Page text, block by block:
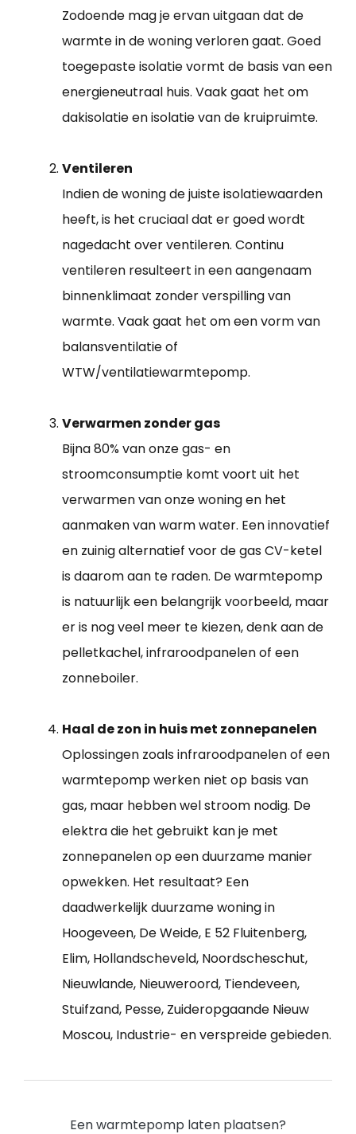
Zodoende mag je ervan uitgaan dat de
warmte in de woning verloren gaat. Goed
toegepaste isolatie vormt de basis van een
energieneutraal huis. Vaak gaat het om
dakisolatie en isolatie van de kruipruimte.
Ventileren
Indien de woning de juiste isolatiewaarden
heeft, is het cruciaal dat er goed wordt
nagedacht over ventileren. Continu
ventileren resulteert in een aangenaam
binnenklimaat zonder verspilling van
warmte. Vaak gaat het om een vorm van
balansventilatie of
WTW/ventilatiewarmtepomp.
Verwarmen zonder gas
Bijna 80% van onze gas- en
stroomconsumptie komt voort uit het
verwarmen van onze woning en het
aanmaken van warm water. Een innovatief
en zuinig alternatief voor de gas CV-ketel
is daarom aan te raden. De warmtepomp
is natuurlijk een belangrijk voorbeeld, maar
er is nog veel meer te kiezen, denk aan de
pelletkachel, infraroodpanelen of een
zonneboiler.
Haal de zon in huis met zonnepanelen
Oplossingen zoals infraroodpanelen of een
warmtepomp werken niet op basis van
gas, maar hebben wel stroom nodig. De
elektra die het gebruikt kan je met
zonnepanelen op een duurzame manier
opwekken. Het resultaat? Een
daadwerkelijk duurzame woning in
Hoogeveen, De Weide, E 52 Fluitenberg,
Elim, Hollandscheveld, Noordscheschut,
Nieuwlande, Nieuweroord, Tiendeveen,
Stuifzand, Pesse, Zuideropgaande Nieuw
Moscou, Industrie- en verspreide gebieden.
Een warmtepomp laten plaatsen?